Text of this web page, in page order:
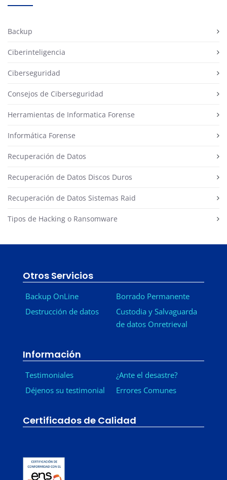
Backup
Ciberinteligencia
Ciberseguridad
Consejos de Ciberseguridad
Herramientas de Informatica Forense
Informática Forense
Recuperación de Datos
Recuperación de Datos Discos Duros
Recuperación de Datos Sistemas Raid
Tipos de Hacking o Ransomware
Otros Servicios
Backup OnLine
Destrucción de datos
Borrado Permanente
Custodia y Salvaguarda
de datos Onretrieval
Información
Testimoniales
Déjenos su testimonial
¿Ante el desastre?
Errores Comunes
Certificados de Calidad